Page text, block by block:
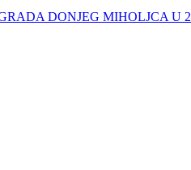
DONJEG MIHOLJCA U